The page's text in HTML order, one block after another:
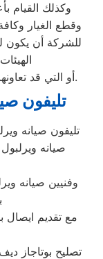
وكذلك القيام
وقطع الغيار
للشركة أن يكون
أو التي قد تعاونها على تحقيق غرضها في مصر أو في الخارج.
تليفون
تليفون صيانه
صيانه
وفنيين صيانه
مع تقديم ايصال
تصليح بوتاجاز